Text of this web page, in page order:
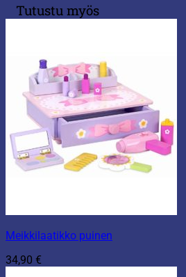
Tutustu myös
Meikkilaatikko puinen
34,90 €